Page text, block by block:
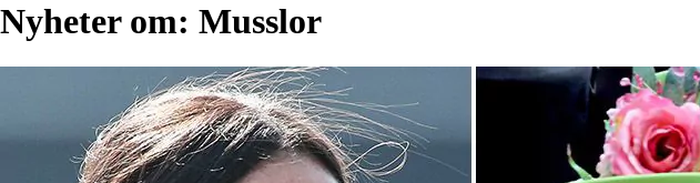
Nyheter om: Musslor